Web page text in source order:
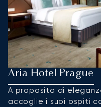
Aria Hotel Prague
A proposito di
accoglie i suoi ospiti